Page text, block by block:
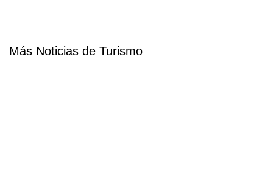
Más Noticias de Turismo